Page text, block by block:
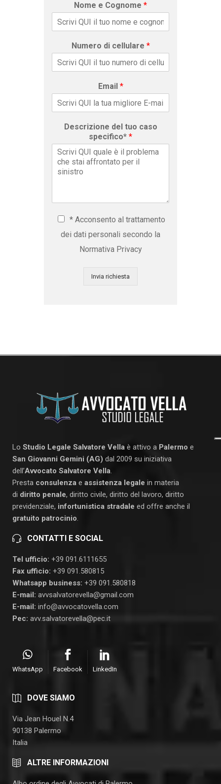
Nome e Cognome *
Numero di cellulare *
Email *
Descrizione del tuo caso
specifico* *
* Acconsento al trattamento
dei dati personali secondo la
Normativa Privacy
Invia richiesta
Lo Studio Legale Salvatore Vella è attivo a Palermo e
San Giovanni Gemini (AG) dal 2009 su iniziativa
dell’Avvocato Salvatore Vella.
Presta consulenza e assistenza legale in materia
di diritto penale, diritto civile, diritto del lavoro, diritto
previdenziale, infortunistica stradale ed offre anche il
gratuito patrocinio.
CONTATTI E SOCIAL
Tel ufficio: +39 091.6111655
Fax ufficio: +39 091.580815
Whatsapp business: +39 091.580818
E-mail: avvsalvatorevella@gmail.com
E-mail: info@avvocatovella.com
Pec: avv.salvatorevella@pec.it
WhatsApp Facebook LinkedIn
DOVE SIAMO
Via Jean Houel N.4
90138 Palermo
Italia
ALTRE INFORMAZIONI